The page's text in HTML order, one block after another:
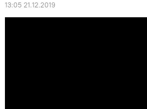
13:05 21.12.2019